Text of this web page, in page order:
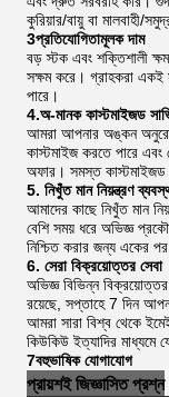
কুরিয়ার/বায়ু বা মালবাহী/
3প্রতিযোগিতামূলক দাম
বড় স্টক এবং শক্তিশালী
সক্ষম করে। গ্রাহকরা একই
পারে।
4.অ-মানক কাস্টমাইজড
আমরা আপনার অঙ্কন
কাস্টমাইজ করতে পারে এবং
অফার। সমস্ত কাস্টমাইজড
5. নিখুঁত মান নিয়ন্ত্রণ
আমাদের কাছে নিখুঁত মান
বেশি সময় ধরে অভিজ্ঞ
নিশ্চিত করার জন্য একের পর
6. সেরা বিক্রয়োত্তর সেবা
অভিজ্ঞ বিভিন্ন
রয়েছে, সপ্তাহে 7 দিন
আমরা সারা বিশ্ব থেকে
কিউকিউ ইত্যাদির মাধ্যমে
7বহুভাষিক যোগাযোগ
প্রায়শই জিজ্ঞাসিত প্রশ্ন